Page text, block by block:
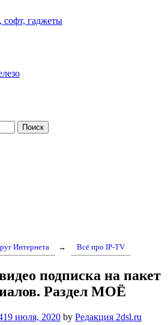
Интернета → Всё про IP-TV
подписка на пакет
Раздел МОЁ
19 июля, 2020 by Редакция 2dsl.ru